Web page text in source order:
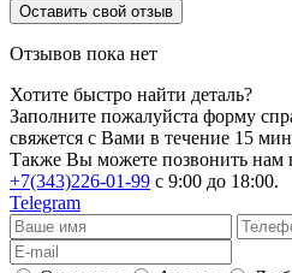
Оставить свой отзыв
Отзывов пока нет
Хотите быстро найти деталь?
Заполните пожалуйста форму
свяжется с Вами в течение 15
Также Вы можете позвонить нам
+7(343)226-01-99 с 9:00 до 18:00.
Telegram